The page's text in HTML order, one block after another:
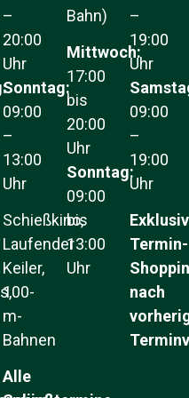
–
20:00
Uhr
Sonntag:
09:00
–
13:00
Uhr
Schießkino,
Laufender
Keiler,
100-
m-
Bahnen
Alle
Bahn)
Mittwoch:
17:00
bis
20:00
Uhr
Sonntag:
09:00
bis
13:00
Uhr
–
19:00
Uhr
09:00
–
19:00
Uhr
Termin-
nach